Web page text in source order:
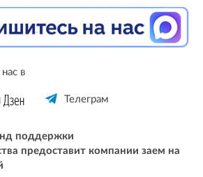
в
Телеграм
поддержки
предоставит компании заем на